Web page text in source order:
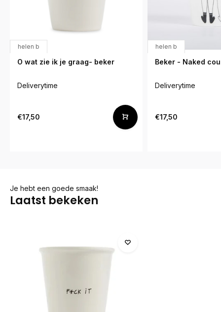
helen b
O wat zie ik je graag- beker
Deliverytime
€17,50
helen b
Beker - Naked
Deliverytime
€17,50
Je hebt een goede smaak!
Laatst bekeken